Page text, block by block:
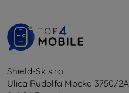
Shield-Sk s.r.o.
Ulica Rudolfa Mocka 3750/2A